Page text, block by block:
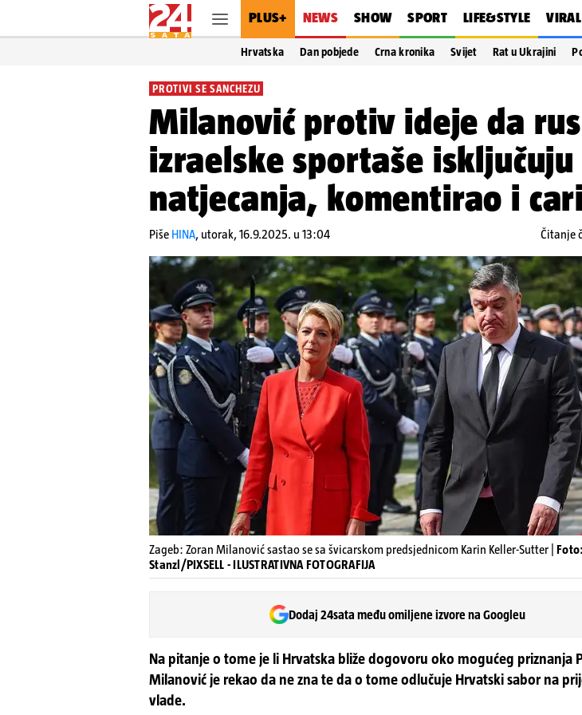
PLUS+ NEWS SHOW SPORT LIFE&STYLE VIRAL
Hrvatska Dan pobjede Crna kronika Svijet Rat u Ukrajini
PROTIVI SE SANCHEZU
Milanović protiv ideje da
izraelske sportaše isključuju
natjecanja, komentirao i
Piše HINA, utorak, 16.9.2025. u 13:04 Čitanje
Zageb: Zoran Milanović sastao se sa švicarskom predsjednicom Karin Keller-Sutter |
Stanzl/PIXSELL - ILUSTRATIVNA FOTOGRAFIJA
Dodaj 24sata među omiljene izvore na Googleu
Na pitanje o tome je li Hrvatska bliže dogovoru oko mogućeg priznanja
Milanović je rekao da ne zna te da o tome odlučuje Hrvatski sabor na
vlade.